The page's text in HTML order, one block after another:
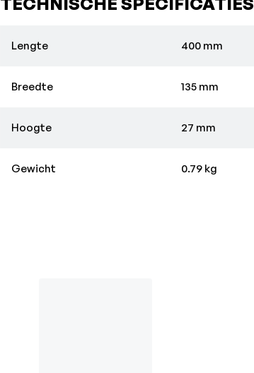
Lengte 400 mm
Breedte 135 mm
Hoogte 27 mm
Gewicht 0.79 kg